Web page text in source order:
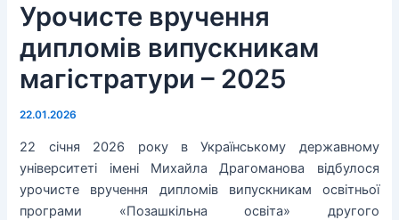
Урочисте вручення
дипломів випускникам
магістратури – 2025
22.01.2026
22 січня 2026 року в Українському державному
університеті імені Михайла Драгоманова відбулося
урочисте вручення дипломів випускникам освітньої
програми «Позашкільна освіта» другого